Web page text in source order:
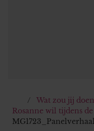
Wat zou jij
Rosanne wil tijdens
MG1723_Panelverhaal